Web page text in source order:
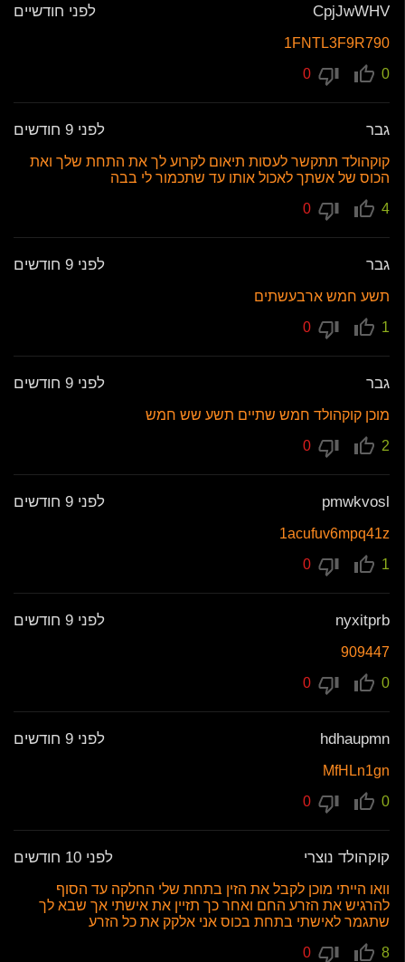
CpjJwWHV לפני חודשיים
1FNTL3F9R790
0
גבר לפני 9 חודשים
קוקהולד תתקשר לעסות תיאום לקרוע לך את התחת שלך ואת
הכוס של אשתך לאכול אותו עד שתכמור לי בבה
4
גבר לפני 9 חודשים
תשע חמש ארבעשתים
1
גבר לפני 9 חודשים
מוכן קוקהולד חמש שתיים תשע שש חמש
2
pmwkvosl לפני 9 חודשים
1acufuv6mpq41z
1
nyxitprb לפני 9 חודשים
909447
0
hdhaupmn לפני 9 חודשים
MfHLn1gn
0
קוקהולד נוצרי לפני 10 חודשים
וואו הייתי מוכן לקבל את הזין בתחת שלי החלקה עד הסוף
להרגיש את הזרע החם ואחר כך תזיין את אישתי אך שבא לך
שתגמר לאישתי בתחת בכוס אני אלקק את כל הזרע
8